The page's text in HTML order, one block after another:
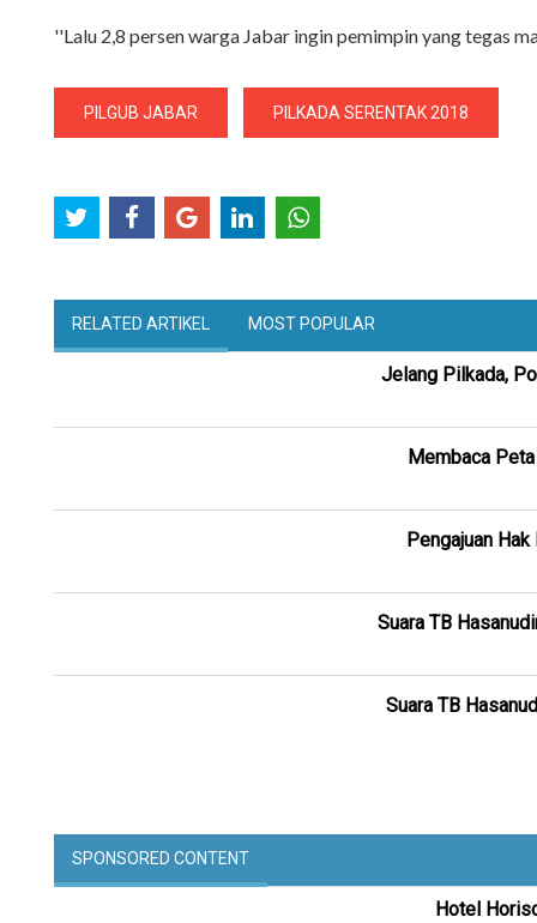
''Lalu 2,8 persen warga Jabar ingin pemimpin yang tegas
PILGUB JABAR PILKADA SERENTAK 2018
RELATED ARTIKEL MOST POPULAR
Jelang Pilkada,
Membaca
Pengajuan
Suara TB
Suara TB
SPONSORED CONTENT
Hotel